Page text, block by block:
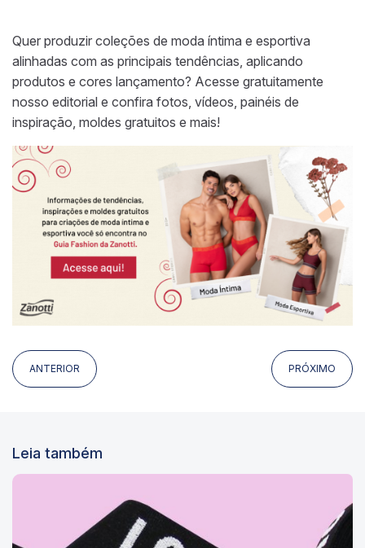
Quer produzir coleções de moda íntima e esportiva
alinhadas com as principais tendências, aplicando
produtos e cores lançamento? Acesse gratuitamente
nosso editorial e confira fotos, vídeos, painéis de
inspiração, moldes gratuitos e mais!
ANTERIOR PRÓXIMO
Leia também